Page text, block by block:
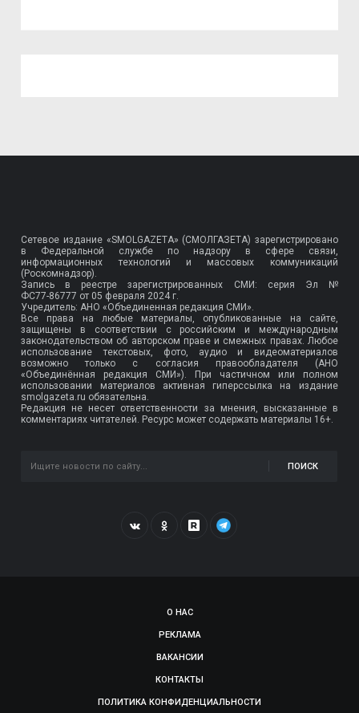
Сетевое издание «SMOLGAZETA» (СМОЛГАЗЕТА) зарегистрировано
в Федеральной службе по надзору в сфере связи,
информационных технологий и массовых коммуникаций
(Роскомнадзор).
Запись в реестре зарегистрированных СМИ: серия Эл №
ФС77-86777 от 05 февраля 2024 г.
Учредитель: АНО «Объединенная редакция СМИ».
Все права на любые материалы, опубликованные на сайте,
защищены в соответствии с российским и международным
законодательством об авторском праве и смежных правах. Любое
использование текстовых, фото, аудио и видеоматериалов
возможно только с согласия правообладателя (АНО
«Объединённая редакция СМИ»). При частичном или полном
использовании материалов активная гиперссылка на издание
smolgazeta.ru обязательна.
Редакция не несет ответственности за мнения, высказанные в
комментариях читателей. Ресурс может содержать материалы 16+.
ПОИСК
О НАС
РЕКЛАМА
ВАКАНСИИ
КОНТАКТЫ
ПОЛИТИКА КОНФИДЕНЦИАЛЬНОСТИ